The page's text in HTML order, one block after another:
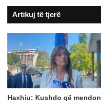
Artikuj të tjerë
Haxhiu: Kushdo që mendon